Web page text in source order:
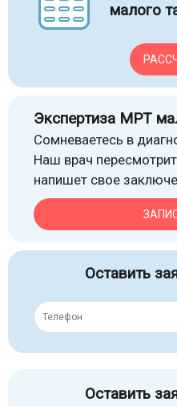
малого
Экспертиза МРТ
Сомневаетесь в
Наш врач
напишет свое
Оставить
Оставить